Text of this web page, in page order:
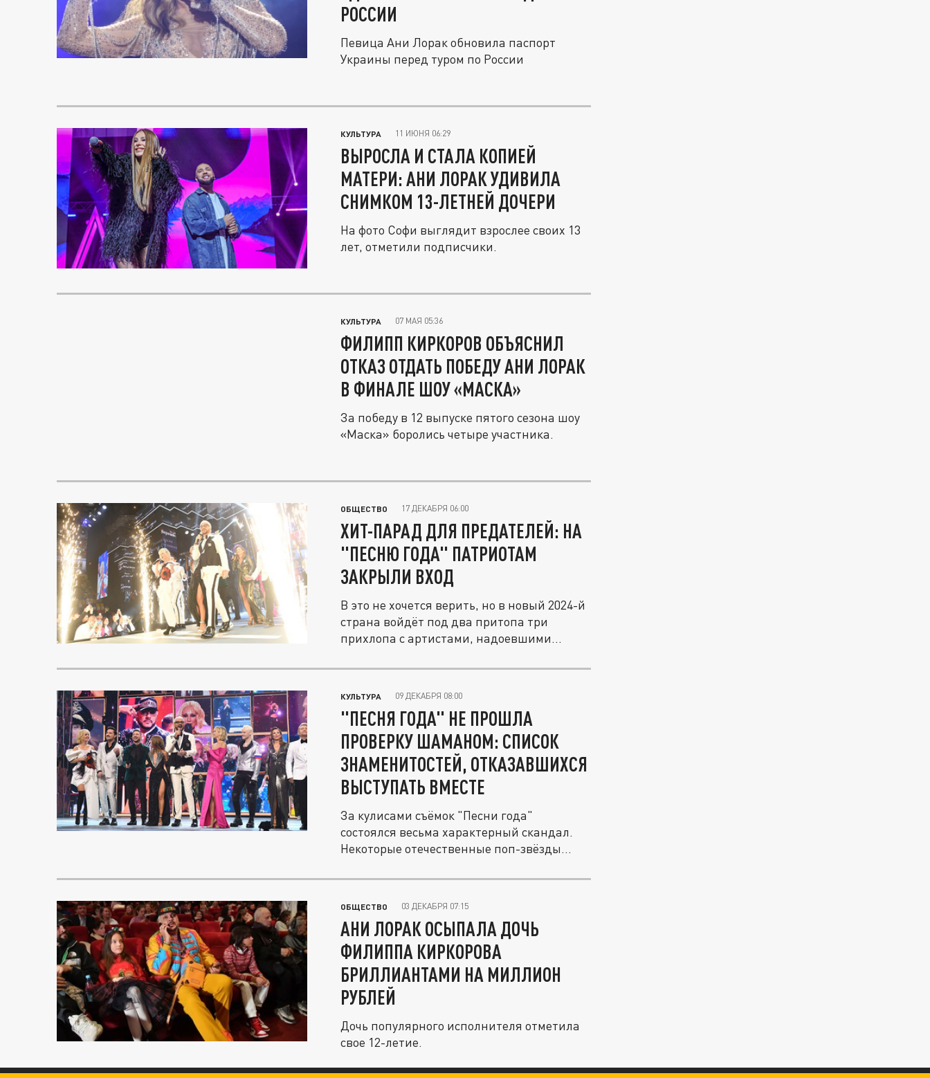
РОССИИ
Певица Ани Лорак обновила паспорт
Украины перед туром по России
КУЛЬТУРА 11 ИЮНЯ 06:29
ВЫРОСЛА И СТАЛА КОПИЕЙ
МАТЕРИ: АНИ ЛОРАК УДИВИЛА
СНИМКОМ 13-ЛЕТНЕЙ ДОЧЕРИ
На фото Софи выглядит взрослее своих 13
лет, отметили подписчики.
КУЛЬТУРА 07 МАЯ 05:36
ФИЛИПП КИРКОРОВ ОБЪЯСНИЛ
ОТКАЗ ОТДАТЬ ПОБЕДУ АНИ ЛОРАК
В ФИНАЛЕ ШОУ «МАСКА»
За победу в 12 выпуске пятого сезона шоу
«Маска» боролись четыре участника.
ОБЩЕСТВО 17 ДЕКАБРЯ 06:00
ХИТ-ПАРАД ДЛЯ ПРЕДАТЕЛЕЙ: НА
"ПЕСНЮ ГОДА" ПАТРИОТАМ
ЗАКРЫЛИ ВХОД
В это не хочется верить, но в новый 2024-й
страна войдёт под два притопа три
прихлопа с артистами, надоевшими...
КУЛЬТУРА 09 ДЕКАБРЯ 08:00
"ПЕСНЯ ГОДА" НЕ ПРОШЛА
ПРОВЕРКУ ШАМАНОМ: СПИСОК
ЗНАМЕНИТОСТЕЙ, ОТКАЗАВШИХСЯ
ВЫСТУПАТЬ ВМЕСТЕ
За кулисами съёмок "Песни года"
состоялся весьма характерный скандал.
Некоторые отечественные поп-звёзды...
ОБЩЕСТВО 03 ДЕКАБРЯ 07:15
АНИ ЛОРАК ОСЫПАЛА ДОЧЬ
ФИЛИППА КИРКОРОВА
БРИЛЛИАНТАМИ НА МИЛЛИОН
РУБЛЕЙ
Дочь популярного исполнителя отметила
свое 12-летие.